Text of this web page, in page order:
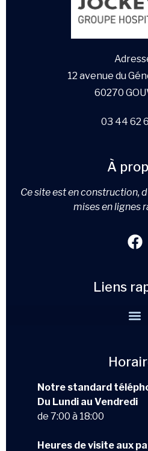
12 avenue du
60270
03 44 62
À
Ce site est en construction,
mises en lignes
Liens
Notre standard
Du Lundi au Vendredi
de 7:00 à 18:00
Heures de visite aux